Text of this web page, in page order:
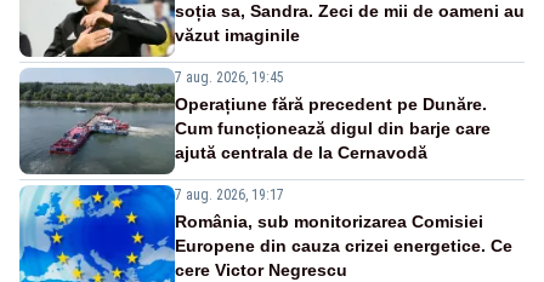
soția sa, Sandra. Zeci de mii de oameni au
văzut imaginile
7 aug. 2026, 19:45
Operațiune fără precedent pe Dunăre.
Cum funcționează digul din barje care
ajută centrala de la Cernavodă
7 aug. 2026, 19:17
România, sub monitorizarea Comisiei
Europene din cauza crizei energetice. Ce
cere Victor Negrescu